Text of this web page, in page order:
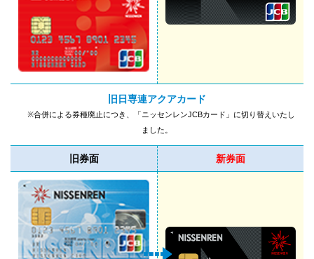
旧日専連アクアカード
※合併による券種廃止につき、 「ニッセンレンJCBカード」に切り替えいたし
ました。
旧券面 新券面